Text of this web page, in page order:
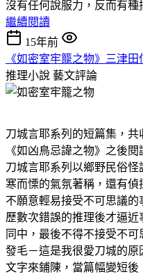
沒有任何說服力，反而有種
繼續閱讀
15年前
《如密室牢籠之物》三津田
推理小說 藝文評論
刀城言耶系列的短篇集，
《如凶鳥忌諱之物》之後閱
刀城言耶系列以鄉野民俗
寒而慄的氣氛著稱，還有
不願意輕易接受不可思議
歷數次錯誤的推理後才逼
同中，最後不得不接受不
發毛－這是我很愛刀城的
文字來鋪陳，當篇幅變短後